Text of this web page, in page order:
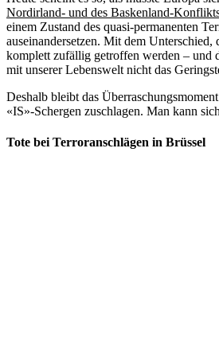
Nordirland- und des Baskenland-
einem Zustand des quasi-permanenten
auseinandersetzen. Mit dem Unterschied,
komplett zufällig getroffen werden – und
mit unserer Lebenswelt nicht das
Deshalb bleibt das
«IS»-Schergen zuschlagen. Man kann
Tote bei Terroranschlägen in Brüssel